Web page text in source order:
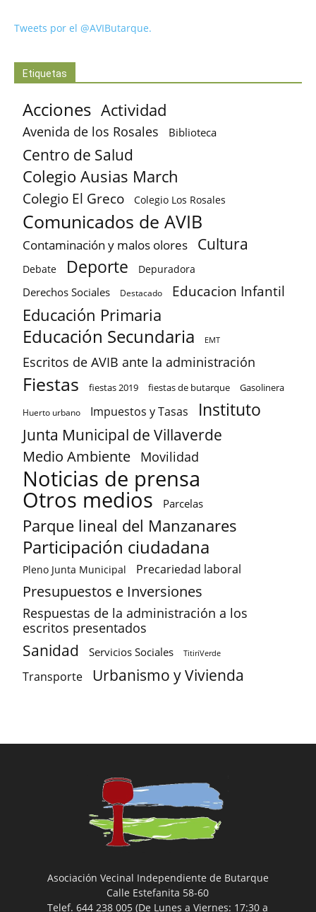
Tweets por el @AVIButarque.
Etiquetas
Acciones Actividad
Avenida de los Rosales Biblioteca
Centro de Salud
Colegio Ausias March
Colegio El Greco Colegio Los Rosales
Comunicados de AVIB
Contaminación y malos olores Cultura
Debate Deporte Depuradora
Derechos Sociales Destacado Educacion Infantil
Educación Primaria
Educación Secundaria EMT
Escritos de AVIB ante la administración
Fiestas fiestas 2019 fiestas de butarque Gasolinera
Huerto urbano Impuestos y Tasas Instituto
Junta Municipal de Villaverde
Medio Ambiente Movilidad
Noticias de prensa
Otros medios Parcelas
Parque lineal del Manzanares
Participación ciudadana
Pleno Junta Municipal Precariedad laboral
Presupuestos e Inversiones
Respuestas de la administración a los
escritos presentados
Sanidad Servicios Sociales TitiriVerde
Transporte Urbanismo y Vivienda
Asociación Vecinal Independiente de Butarque
Calle Estefanita 58-60
Telef. 644 238 005 (De Lunes a Viernes: 17:30 a